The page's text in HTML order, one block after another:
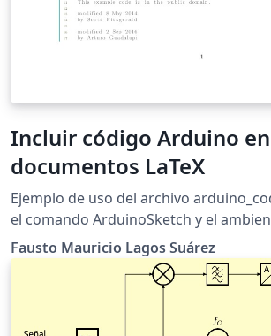
Incluir código Arduino en
documentos LaTeX
Ejemplo de uso del archivo
el comando ArduinoSketch y el
ArduinoSketchBox para incluir código
documento LaTeX utilizando el
propio de Arduino IDE
Fausto Mauricio Lagos Suárez